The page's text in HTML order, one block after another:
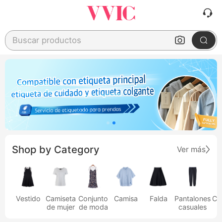
Buscar productos
Shop by Category Ver más
Vestido
Camiseta
de mujer
Conjunto
de moda
Camisa Falda
Pantalones
casuales